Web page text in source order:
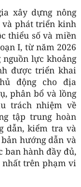
xây dựng nông
và phát triển kinh
thiểu số và miền
I, từ năm 2026
lực khoảng
được triển khai
động cho địa
phân bổ và lồng
trách nhiệm về
tập trung hoàn
dẫn, kiểm tra và
hướng dẫn và
ban hành đầy đủ,
trên phạm vi